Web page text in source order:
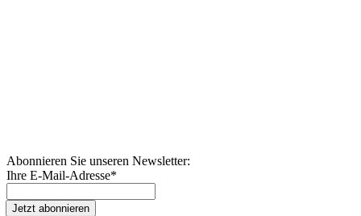
Abonnieren Sie unseren Newsletter:
Ihre E-Mail-Adresse*
Jetzt abonnieren